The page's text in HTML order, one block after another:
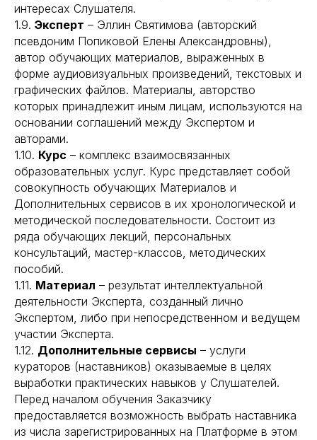
интересах Слушателя.
1.9. Эксперт – Эллин Святимова (авторский
псевдоним Попиковой Елены Александровны),
автор обучающих материалов, выраженных в
форме аудиовизуальных произведений, текстовых и
графических файлов. Материалы, авторство
которых принадлежит иным лицам, используются на
основании соглашений между Экспертом и
авторами.
1.10. Курс – комплекс взаимосвязанных
образовательных услуг. Курс представляет собой
совокупность обучающих Материалов и
Дополнительных сервисов в их хронологической и
методической последовательности. Состоит из
ряда обучающих лекций, персональных
консультаций, мастер-классов, методических
пособий.
1.11. Материал – результат интеллектуальной
деятельности Эксперта, созданный лично
Экспертом, либо при непосредственном и ведущем
участии Эксперта.
1.12. Дополнительные сервисы – услуги
кураторов (наставников) оказываемые в целях
выработки практических навыков у Слушателей.
Перед началом обучения Заказчику
предоставляется возможность выбрать наставника
из числа зарегистрированных на Платформе в этом